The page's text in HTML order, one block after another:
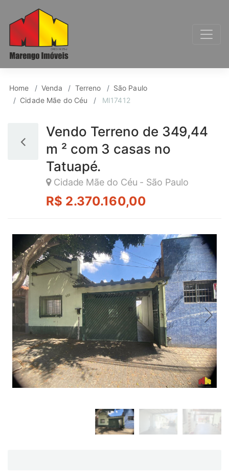
Terreno para Venda,
Home Venda Terreno
São Paulo
Cidade Mãe do Céu
MI17412
Vendo Terreno de 349,44
m ² com 3 casas no
Tatuapé.
Cidade Mãe do Céu - São Paulo
R$ 2.370.160,00